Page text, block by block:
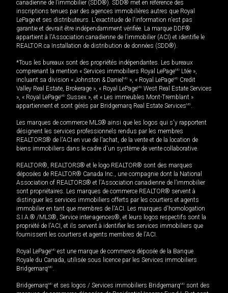
canadienne de l’immobilier (SDD®). SDD® met en référence des
inscriptions tenues par des agences immobilières autres que Royal
LePage et ses distributeurs. L'exactitude de l'information n'est pas
garantie et devrait être indépendamment vérifiée. La marque DDF®
appartient à l'Association canadienne de l’immobilier (ACI) et identifie le
REALTOR.ca Installation de distribution de données (SDD®).
*Tous les bureaux sont des propriétés indépendantes. Les bureaux
comprenant la mention « Services immobiliers Royal LePageMD Ltée »,
incluant sa division « Johnston & Daniel MD », « Royal LePageMD Credit
Valley Real Estate, Brokerage », « Royal LePageMD West Real Estate Services
», « Royal LePageMD Sussex », et « Les immeubles Mont-Tremblant »
appartiennent et sont gérés par Bridgemarq Real Estate ServicesMD.
Les marques de commerce MLS® ainsi que les logos qui s'y rapportent
désignent les services professionnels rendus par les membres
REALTORS® de l'ACI en vue de l'achat, de la vente et de la location de
biens immobiliers dans le cadre d'un système de vente collaborative.
REALTOR®, REALTORS® et le logo REALTOR® sont des marques
déposées de REALTOR® Canada Inc., une compagnie dont la National
Association of REALTORS® et l'Association canadienne de l’immobilier
sont propriétaires. Les marques de commerce REALTOR® servent à
distinguer les services immobiliers offerts par les courtiers et agents
immobilier en tant que membres de l'ACI. Les marques d'homologation
S.I.A.® /MLS®, Service inter-agences®, et leurs logos respectifs sont la
propriété de l'ACI, et ils servent à identifier les services immobiliers que
fournissent les courtiers et agents membres de l'ACI.
Royal LePageMD est une marque de commerce déposée de la Banque
Royale du Canada, utilisée sous licence par les Services immobiliers
BridgemarqMD.
BridgemarqMD et ses logos / Services immobiliers BridgemarqMD sont des